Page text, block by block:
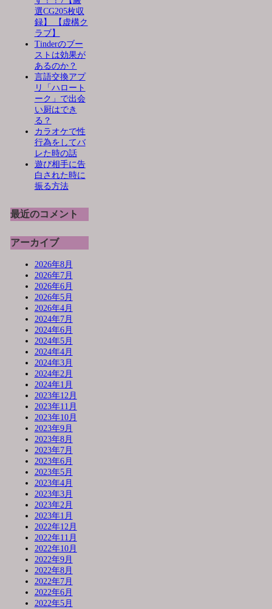
選CG205枚収
録】 【虚構ク
ラブ】
Tinderのブー
ストは効果が
あるのか？
言語交換アプ
リ「ハロート
ーク」で出会
い厨はでき
る？
カラオケで性
行為をしてバ
レた時の話
遊び相手に告
白された時に
振る方法
最近のコメント
アーカイブ
2026年8月
2026年7月
2026年6月
2026年5月
2026年4月
2024年7月
2024年6月
2024年5月
2024年4月
2024年3月
2024年2月
2024年1月
2023年12月
2023年11月
2023年10月
2023年9月
2023年8月
2023年7月
2023年6月
2023年5月
2023年4月
2023年3月
2023年2月
2023年1月
2022年12月
2022年11月
2022年10月
2022年9月
2022年8月
2022年7月
2022年6月
2022年5月